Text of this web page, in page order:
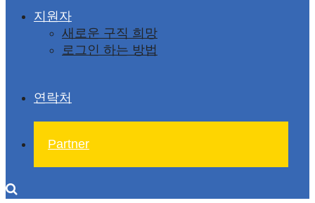
지원자
새로운 구직 희망
로그인 하는 방법
연락처
Partner